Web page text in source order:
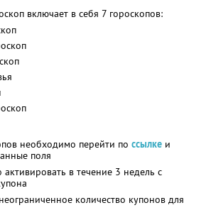
включает в себя 7 гороскопов:
необходимо перейти по ссылке и
поля
в течение 3 недель с
количество купонов для